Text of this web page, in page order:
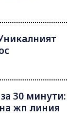
30 минути:
жп линия